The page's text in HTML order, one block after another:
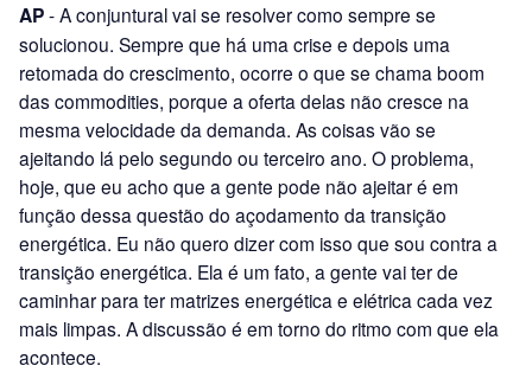
AP- A conjuntural vai se resolver como sempre se
solucionou. Sempre que há uma crise e depois uma
retomada do crescimento, ocorre o que se chama boom
das commodities, porque a oferta delas não cresce na
mesma velocidade da demanda. As coisas vão se
ajeitando lá pelo segundo ou terceiro ano. O problema,
hoje, que eu acho que a gente pode não ajeitar é em
função dessa questão do açodamento da transição
energética. Eu não quero dizer com isso que sou contra a
transição energética. Ela é um fato, a gente vai ter de
caminhar para ter matrizes energética e elétrica cada vez
mais limpas. A discussão é em torno do ritmo com que ela
acontece.